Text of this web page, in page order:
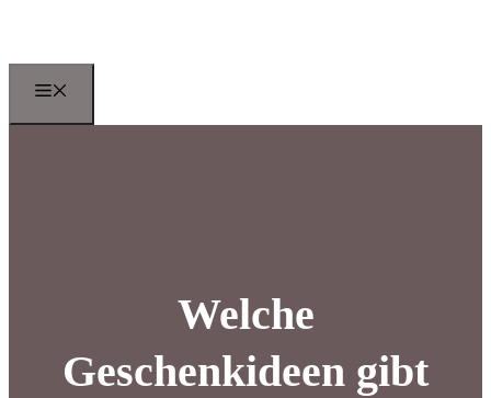
springen
Welche
Geschenkideen gibt